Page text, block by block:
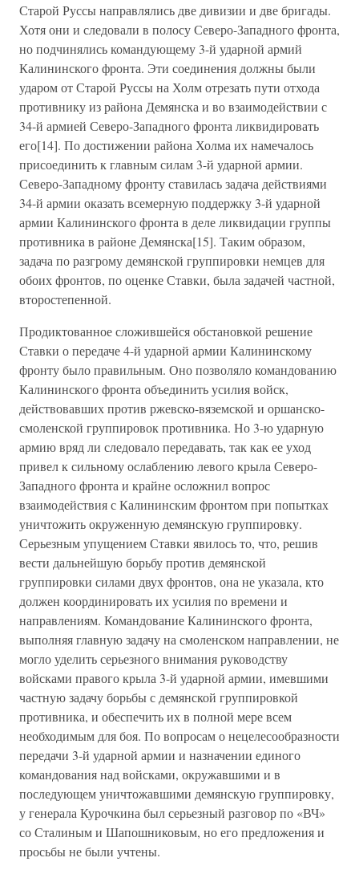
Старой Руссы направлялись две дивизии и две бригады.
Хотя они и следовали в полосу Северо-Западного фронта,
но подчинялись командующему 3-й ударной армий
Калининского фронта. Эти соединения должны были
ударом от Старой Руссы на Холм отрезать пути отхода
противнику из района Демянска и во взаимодействии с
34-й армией Северо-Западного фронта ликвидировать
его[14]. По достижении района Холма их намечалось
присоединить к главным силам 3-й ударной армии.
Северо-Западному фронту ставилась задача действиями
34-й армии оказать всемерную поддержку 3-й ударной
армии Калининского фронта в деле ликвидации группы
противника в районе Демянска[15]. Таким образом,
задача по разгрому демянской группировки немцев для
обоих фронтов, по оценке Ставки, была задачей частной,
второстепенной.
Продиктованное сложившейся обстановкой решение
Ставки о передаче 4-й ударной армии Калининскому
фронту было правильным. Оно позволяло командованию
Калининского фронта объединить усилия войск,
действовавших против ржевско-вяземской и оршанско-
смоленской группировок противника. Но 3-ю ударную
армию вряд ли следовало передавать, так как ее уход
привел к сильному ослаблению левого крыла Северо-
Западного фронта и крайне осложнил вопрос
взаимодействия с Калининским фронтом при попытках
уничтожить окруженную демянскую группировку.
Серьезным упущением Ставки явилось то, что, решив
вести дальнейшую борьбу против демянской
группировки силами двух фронтов, она не указала, кто
должен координировать их усилия по времени и
направлениям. Командование Калининского фронта,
выполняя главную задачу на смоленском направлении, не
могло уделить серьезного внимания руководству
войсками правого крыла 3-й ударной армии, имевшими
частную задачу борьбы с демянской группировкой
противника, и обеспечить их в полной мере всем
необходимым для боя. По вопросам о нецелесообразности
передачи 3-й ударной армии и назначении единого
командования над войсками, окружавшими и в
последующем уничтожавшими демянскую группировку,
у генерала Курочкина был серьезный разговор по «ВЧ»
со Сталиным и Шапошниковым, но его предложения и
просьбы не были учтены.